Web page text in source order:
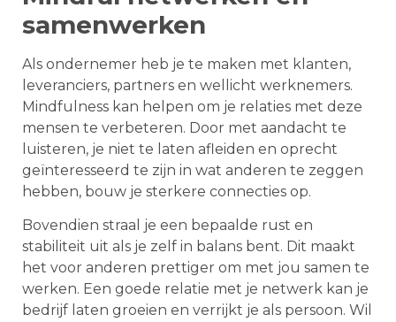
samenwerken
Als ondernemer heb je te maken met klanten,
leveranciers, partners en wellicht werknemers.
Mindfulness kan helpen om je relaties met deze
mensen te verbeteren. Door met aandacht te
luisteren, je niet te laten afleiden en oprecht
geïnteresseerd te zijn in wat anderen te zeggen
hebben, bouw je sterkere connecties op.
Bovendien straal je een bepaalde rust en
stabiliteit uit als je zelf in balans bent. Dit maakt
het voor anderen prettiger om met jou samen te
werken. Een goede relatie met je netwerk kan je
bedrijf laten groeien en verrijkt je als persoon. Wil